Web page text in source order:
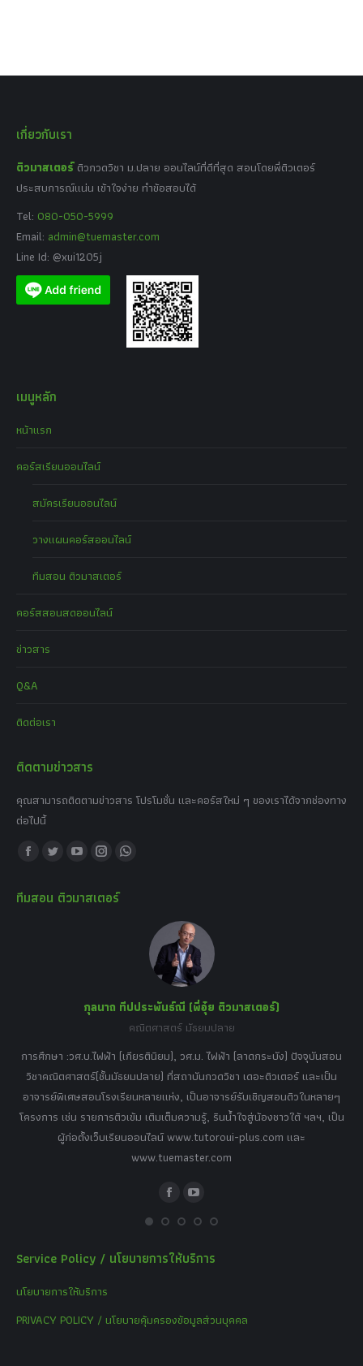
เกี่ยวกับเรา
ติวมาสเตอร์ ติวกวดวิชา ม.ปลาย ออนไลน์ที่ดีที่สุด สอนโดยพี่ติวเตอร์
ประสบการณ์แน่น เข้าใจง่าย ทำข้อสอบได้
Tel: 080-050-5999
Email: admin@tuemaster.com
Line Id: @xui1205j
เมนูหลัก
หน้าแรก
คอร์สเรียนออนไลน์
สมัครเรียนออนไลน์
วางแผนคอร์สออนไลน์
ทีมสอน ติวมาสเตอร์
คอร์สสอนสดออนไลน์
ข่าวสาร
Q&A
ติดต่อเรา
ติดตามข่าวสาร
คุณสามารถติดตามข่าวสาร โปรโมชั่น และคอร์สใหม่ ๆ ของเราได้จากช่องทาง
ต่อไปนี้
Find us on:
Facebook
opens
Twitter
opens
YouTube
opens
Instagram
opens
Whatsapp
window
ทีมสอน ติวมาสเตอร์
กุลนาถ ทีปประพันธ์ณี (พี่อุ๋ย ติวมาสเตอร์)
คณิตศาสตร์ มัธยมปลาย
การศึกษา :วศ.บ.ไฟฟ้า (เกียรตินิยม), วศ.ม. ไฟฟ้า (ลาดกระบัง) ปัจจุบันสอน
วิชาคณิตศาสตร์(ชั้นมัธยมปลาย) ที่สถาบันกวดวิชา เดอะติวเตอร์ และเป็น
อาจารย์พิเศษสอนโรงเรียนหลายแห่ง, เป็นอาจารย์รับเชิญสอนติวในหลายๆ
โครงการ เช่น รายการติวเข้ม เติมเต็มความรู้, รินน้ำใจสู่น้องชาวใต้ ฯลฯ, เป็น
ผู้ก่อตั้งเว็บเรียนออนไลน์ www.tutoroui-plus.com และ
www.tuemaster.com
FacebookYouTube
Service Policy / นโยบายการให้บริการ
นโยบายการให้บริการ
PRIVACY POLICY / นโยบายคุ้มครองข้อมูลส่วนบุคคล